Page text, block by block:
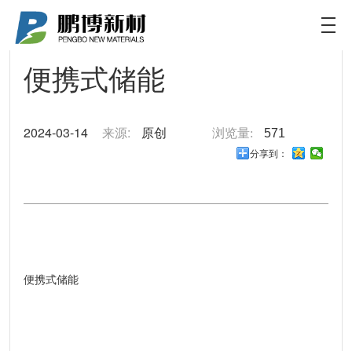
华兴锂电
华兴锂电专注32700锂电池研发、设计、制造及销
便携式储能
2024-03-14 来源: 原创 浏览量:
571
分享到：
便携式储能